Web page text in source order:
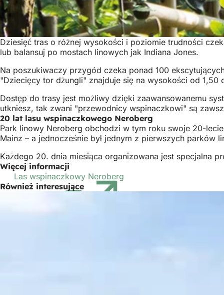
Dziesięć tras o różnej wysokości i poziomie trudności
lub balansuj po mostach linowych jak Indiana Jones.
Na poszukiwaczy przygód czeka ponad 100
"Dziecięcy tor dżungli" znajduje się na wysokości od
Dostęp do trasy jest możliwy dzięki zaawansowanemu
utkniesz, tak zwani "przewodnicy wspinaczkowi" są
20 lat lasu wspinaczkowego Neroberg
Park linowy Neroberg obchodzi w tym roku swoje 20-
Mainz – a jednocześnie był jednym z pierwszych parków
Każdego 20. dnia miesiąca organizowana jest specjalna
Więcej informacji
Las wspinaczkowy Neroberg
Również interesujące